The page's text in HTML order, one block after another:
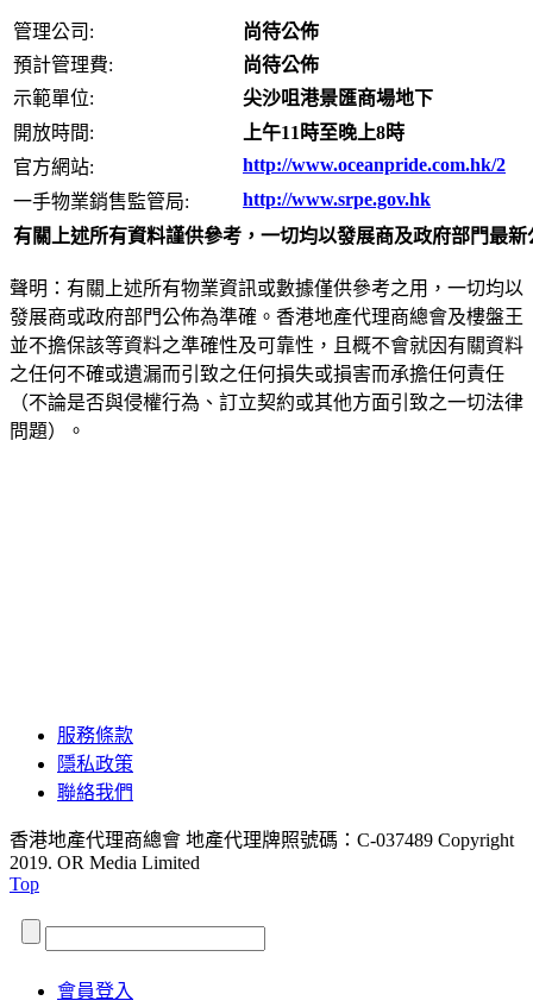
管理公司:
尚待公佈
預計管理費:
尚待公佈
示範單位:
尖沙咀港景匯商場地下
開放時間:
上午11時至晚上8時
官方網站:
http://www.oceanpride.com.hk/2
一手物業銷售監管局:
http://www.srpe.gov.hk
有關上述所有資料謹供參考，一切均以發展商及政府部門最新
聲明：有關上述所有物業資訊或數據僅供參考之用，一切均以
發展商或政府部門公佈為準確。香港地產代理商總會及樓盤王
並不擔保該等資料之準確性及可靠性，且概不會就因有關資料
之任何不確或遺漏而引致之任何損失或損害而承擔任何責任
（不論是否與侵權行為、訂立契約或其他方面引致之一切法律
問題）。
服務條款
隱私政策
聯絡我們
香港地產代理商總會 地產代理牌照號碼：C-037489 Copyright
2019. OR Media Limited
Top
會員登入